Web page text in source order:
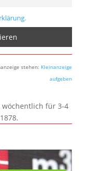
stehen: Kleinanzeige
aufgeben
wöchentlich für 3-4